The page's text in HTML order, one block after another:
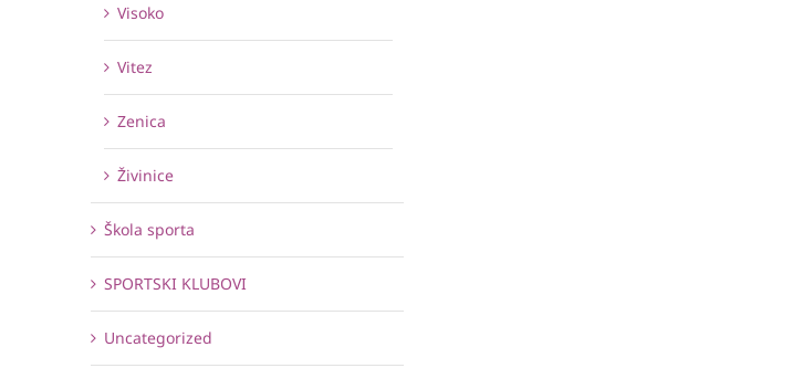
Visoko
Vitez
Zenica
Živinice
Škola sporta
SPORTSKI KLUBOVI
Uncategorized